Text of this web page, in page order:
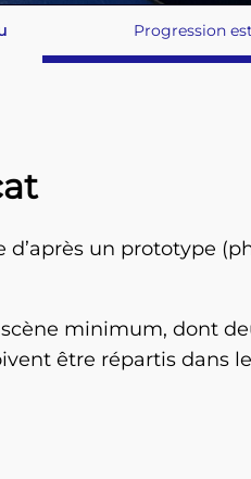
Progression
d’après un prototype
minimum, dont
être répartis dans